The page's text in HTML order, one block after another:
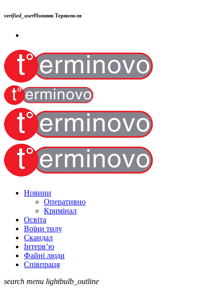
verified_userНовини Тернополя
Новини
Оперативно
Кримінал
Освіта
Воїни тилу
Скандал
Інтерв’ю
Файні люди
Співпраця
search menu lightbulb_outline